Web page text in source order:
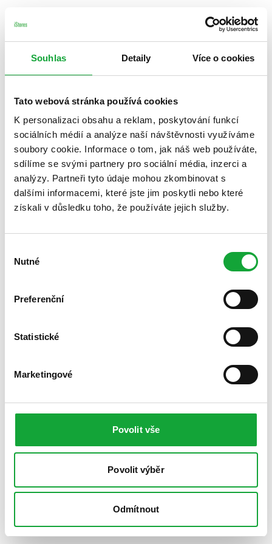
Souhlas Detaily Více o cookies
Tato webová stránka používá cookies
K personalizaci obsahu a reklam, poskytování funkcí
sociálních médií a analýze naší návštěvnosti využíváme
soubory cookie. Informace o tom, jak náš web používáte,
sdílíme se svými partnery pro sociální média, inzerci a
analýzy. Partneři tyto údaje mohou zkombinovat s
dalšími informacemi, které jste jim poskytli nebo které
získali v důsledku toho, že používáte jejich služby.
souhlasu
Nutné
Preferenční
Statistické
Marketingové
Povolit vše
Povolit výběr
Odmítnout